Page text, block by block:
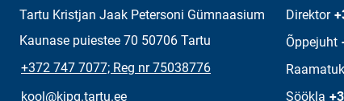
Tartu Kristjan Jaak Petersoni Gümnaasium
Kaunase puiestee 70 50706 Tartu
+372 747 7077; Reg nr 75038776
kool@kjpg.tartu.ee
Direktor
Õppejuht
Söökla